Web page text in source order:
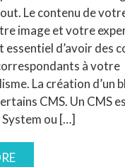
Le contenu de
image et votre
essentiel d’avoir des
à votre
La création d’un
CMS. Un CMS
ou […]